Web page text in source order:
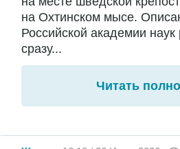
на Охтинском мысе.
Российской академии
сразу...
Читать